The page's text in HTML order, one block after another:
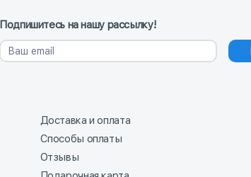
Подпишитесь на нашу рассылку!
Доставка и оплата
Способы оплаты
Отзывы